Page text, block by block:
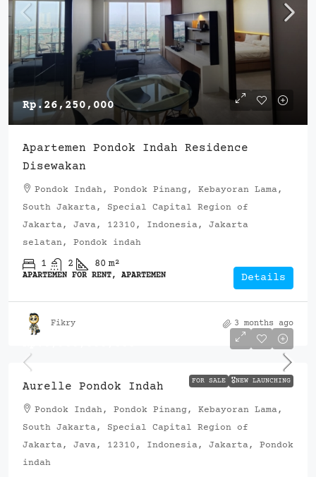
Rp.26,250,000
Apartemen Pondok Indah Residence
Disewakan
Pondok Indah, Pondok Pinang, Kebayoran Lama,
South Jakarta, Special Capital Region of
Jakarta, Java, 12310, Indonesia, Jakarta
selatan, Pondok indah
1 2 80 m²
APARTEMEN FOR RENT, APARTEMEN Details
Fikry 3 months ago
FOR SALE 🎖️NEW LAUNCHING
Aurelle Pondok Indah
Pondok Indah, Pondok Pinang, Kebayoran Lama,
South Jakarta, Special Capital Region of
Jakarta, Java, 12310, Indonesia, Jakarta, Pondok
indah